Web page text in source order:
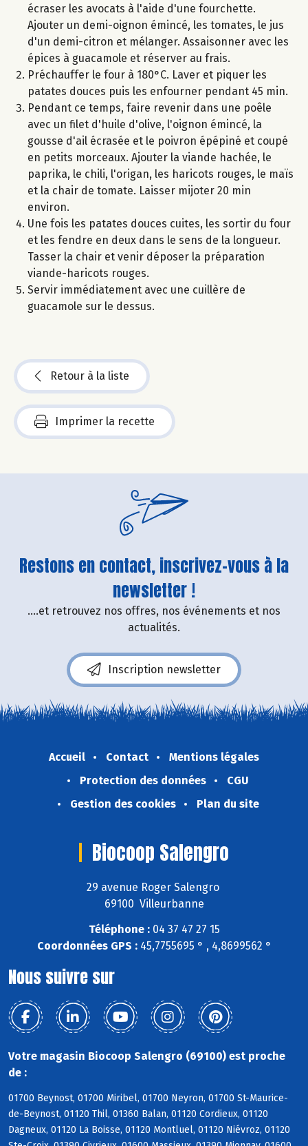
écraser les avocats à l'aide d'une fourchette.
Ajouter un demi-oignon émincé, les tomates, le jus
d'un demi-citron et mélanger. Assaisonner avec les
épices à guacamole et réserver au frais.
Préchauffer le four à 180°C. Laver et piquer les
patates douces puis les enfourner pendant 45 min.
Pendant ce temps, faire revenir dans une poêle
avec un filet d'huile d'olive, l'oignon émincé, la
gousse d'ail écrasée et le poivron épépiné et coupé
en petits morceaux. Ajouter la viande hachée, le
paprika, le chili, l'origan, les haricots rouges, le maïs
et la chair de tomate. Laisser mijoter 20 min
environ.
Une fois les patates douces cuites, les sortir du four
et les fendre en deux dans le sens de la longueur.
Tasser la chair et venir déposer la préparation
viande-haricots rouges.
Servir immédiatement avec une cuillère de
guacamole sur le dessus.
Retour à la liste
Imprimer la recette
Restons en contact, inscrivez-vous à la
newsletter !
....et retrouvez nos offres, nos événements et nos
actualités.
Inscription newsletter
Accueil Contact
Mentions légales
Protection des données
CGU
Gestion des cookies
Plan du site
Biocoop Salengro
29 avenue Roger Salengro
69100 Villeurbanne
Téléphone :04 37 47 27 15
Coordonnées GPS :45,7755695 ° , 4,8699562 °
Nous suivre sur
Votre magasin Biocoop Salengro (69100) est proche
de :
01700 Beynost, 01700 Miribel, 01700 Neyron, 01700 St-Maurice-
de-Beynost, 01120 Thil, 01360 Balan, 01120 Cordieux, 01120
Dagneux, 01120 La Boisse, 01120 Montluel, 01120 Niévroz, 01120